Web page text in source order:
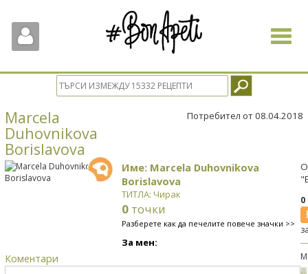
Toggle
Marcela
Duhovnikova
Borislavova
Потребител от 08.04.2018
Име: Marcela Duhovnikova
Borislavova
ТИТЛА: Чирак
0 точки
Разберете как да печелите повече значки >>
За мен:
Коментари